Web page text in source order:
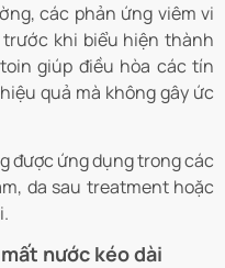
các phản ứng viêm vi
khi biểu hiện thành
giúp điều hòa các tín
quả mà không gây ức
được ứng dụng trong các
da sau treatment hoặc
nước kéo dài